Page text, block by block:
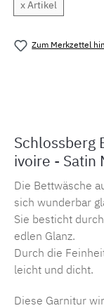
x Artikel
Zum Merkzettel
Schlossberg
ivoire - Satin
Die Bettwäsche
sich wunderbar
Sie besticht
edlen Glanz.
Durch die
leicht und dicht.
Diese Garnitur